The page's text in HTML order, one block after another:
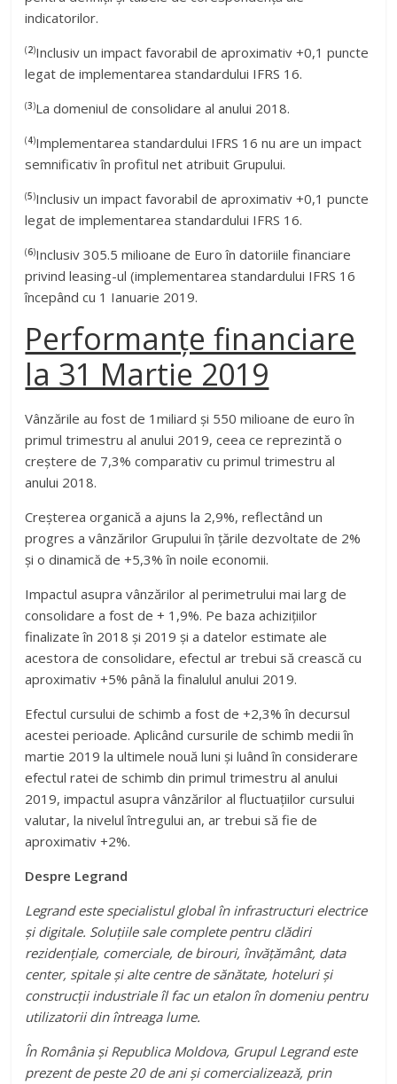
indicatorilor.
(2)Inclusiv un impact favorabil de aproximativ +0,1 puncte
legat de implementarea standardului IFRS 16.
(3)La domeniul de consolidare al anului 2018.
(4)Implementarea standardului IFRS 16 nu are un impact
semnificativ în profitul net atribuit Grupului.
(5)Inclusiv un impact favorabil de aproximativ +0,1 puncte
legat de implementarea standardului IFRS 16.
(6)Inclusiv 305.5 milioane de Euro în datoriile financiare
privind leasing-ul (implementarea standardului IFRS 16
începând cu 1 Ianuarie 2019.
Performanțe financiare
la 31 Martie 2019
Vânzările au fost de 1miliard și 550 milioane de euro în
primul trimestru al anului 2019, ceea ce reprezintă o
creștere de 7,3% comparativ cu primul trimestru al
anului 2018.
Creșterea organică a ajuns la 2,9%, reflectând un
progres a vânzărilor Grupului în țările dezvoltate de 2%
și o dinamică de +5,3% în noile economii.
Impactul asupra vânzărilor al perimetrului mai larg de
consolidare a fost de + 1,9%. Pe baza achizițiilor
finalizate în 2018 și 2019 și a datelor estimate ale
acestora de consolidare, efectul ar trebui să crească cu
aproximativ +5% până la finalulul anului 2019.
Efectul cursului de schimb a fost de +2,3% în decursul
acestei perioade. Aplicând cursurile de schimb medii în
martie 2019 la ultimele nouă luni și luând în considerare
efectul ratei de schimb din primul trimestru al anului
2019, impactul asupra vânzărilor al fluctuațiilor cursului
valutar, la nivelul întregului an, ar trebui să fie de
aproximativ +2%.
Despre Legrand
Legrand este specialistul global în infrastructuri electrice
și digitale. Soluțiile sale complete pentru clădiri
rezidențiale, comerciale, de birouri, învățământ, data
center, spitale și alte centre de sănătate, hoteluri și
construcții industriale îl fac un etalon în domeniu pentru
utilizatorii din întreaga lume.
În România și Republica Moldova, Grupul Legrand este
prezent de peste 20 de ani şi comercializează, prin